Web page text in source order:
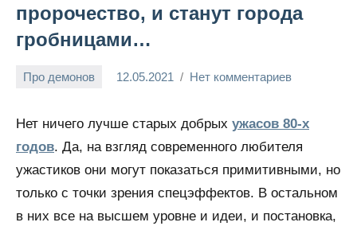
пророчество, и станут города
гробницами…
Про демонов 12.05.2021
Admin
Нет комментариев
Нет ничего лучше старых добрых ужасов 80-х
годов. Да, на взгляд современного любителя
ужастиков они могут показаться примитивными, но
только с точки зрения спецэффектов. В остальном
в них все на высшем уровне и идеи, и постановка,